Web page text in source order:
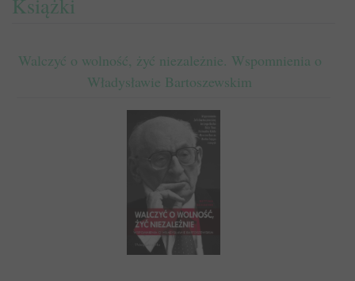
Walczyć o wolność, żyć niezależnie. Wspomnienia o
Władysławie Bartoszewskim